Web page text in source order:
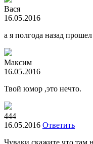
Вася
16.05.2016
а я полгода назад
Максим
16.05.2016
Твой юмор ,это нечто.
444
16.05.2016 Ответить